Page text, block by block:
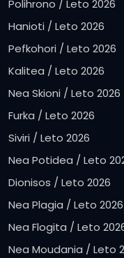
Polihrono / Leto 2026
Hanioti / Leto 2026
Pefkohori / Leto 2026
Kalitea / Leto 2026
Nea Skioni / Leto 2026
Furka / Leto 2026
Siviri / Leto 2026
Nea Potidea / Leto
Dionisos / Leto 2026
Nea Plagia / Leto 2026
Nea Flogita / Leto
Nea Moudania / Leto